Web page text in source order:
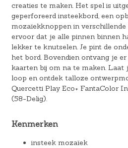
creaties te maken. Het spel is
geperforeerd insteekbord, een
mozaïekknoppen in
ervoor dat je alle pinnen binnen
lekker te knutselen. Je pint de
het bord. Bovendien ontvang je
kaarten bij om na te maken. Laat
loop en ontdek talloze
Quercetti Play Eco+ FantaColor
(58-Delig).
Kenmerken
insteek mozaïek